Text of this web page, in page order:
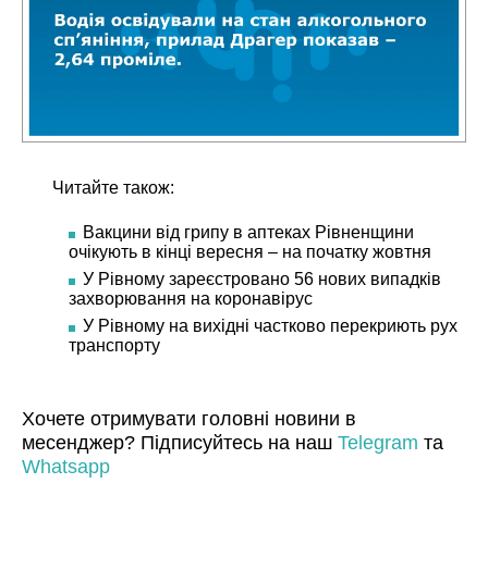
Читайте також:
Вакцини від грипу в аптеках Рівненщини
очікують в кінці вересня – на початку жовтня
У Рівному зареєстровано 56 нових випадків
захворювання на коронавірус
У Рівному на вихідні частково перекриють рух
транспорту
Хочете отримувати головні новини в
месенджер? Підписуйтесь на наш Telegram та
Whatsapp